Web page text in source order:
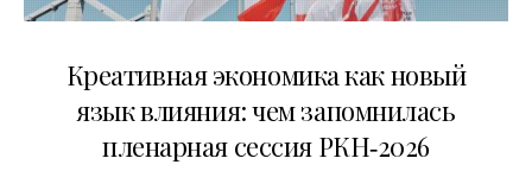
Креативная экономика как новый
язык влияния: чем запомнилась
пленарная сессия РКН‑2026